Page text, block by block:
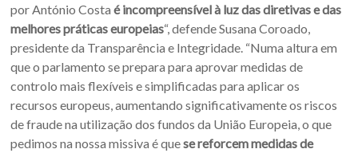
por António Costaé incompreensível à luz das diretivas e das
melhores práticas europeias“, defende Susana Coroado,
presidente da Transparência e Integridade. “Numa altura em
que o parlamento se prepara para aprovar medidas de
controlo mais flexíveis e simplificadas para aplicar os
recursos europeus, aumentando significativamente os riscos
de fraude na utilização dos fundos da União Europeia, o que
pedimos na nossa missiva é quese reforcem medidas de